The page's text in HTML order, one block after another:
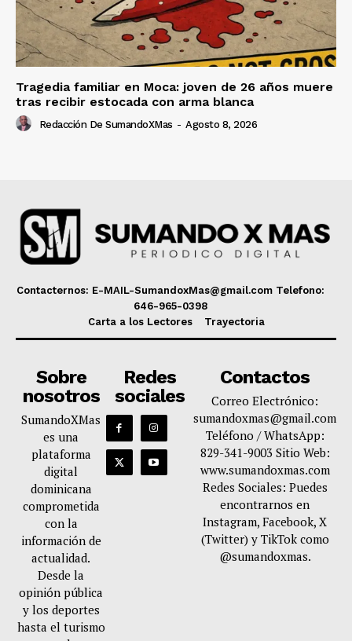
Tragedia familiar en Moca: joven de 26 años muere
tras recibir estocada con arma blanca
Redacción De SumandoXMas - Agosto 8, 2026
Contacternos: E-MAIL-SumandoxMas@gmail.com Telefono:
646-965-0398
Carta a los Lectores
Trayectoria
Sobre
nosotros
SumandoXMas
es una
plataforma
digital
dominicana
comprometida
con la
información de
actualidad.
Desde la
opinión pública
y los deportes
hasta el turismo
Redes
sociales
Contactos
Correo Electrónico:
sumandoxmas@gmail.com
Teléfono / WhatsApp:
829-341-9003 Sitio Web:
www.sumandoxmas.com
Redes Sociales: Puedes
encontrarnos en
Instagram, Facebook, X
(Twitter) y TikTok como
@sumandoxmas.